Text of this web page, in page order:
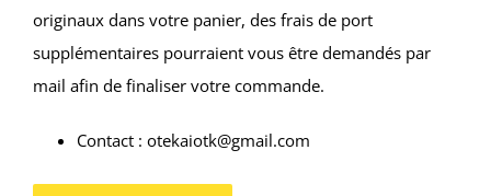
originaux dans votre panier, des frais de port
supplémentaires pourraient vous être demandés par
mail afin de finaliser votre commande.
Contact : otekaiotk@gmail.com